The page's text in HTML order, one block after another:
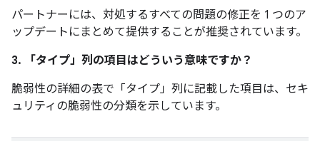
パートナーには、対処するすべての問題の修正を 1 つのア
ップデートにまとめて提供することが推奨されています。
3. 「タイプ」 列の項目はどういう意味ですか？
脆弱性の詳細の表で「タイプ」 列に記載した項目は、セキ
ュリティの脆弱性の分類を示しています。